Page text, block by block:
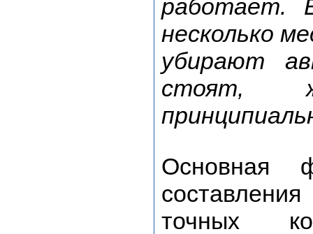
работает.
несколько
убирают
стоят,
Основная
точных